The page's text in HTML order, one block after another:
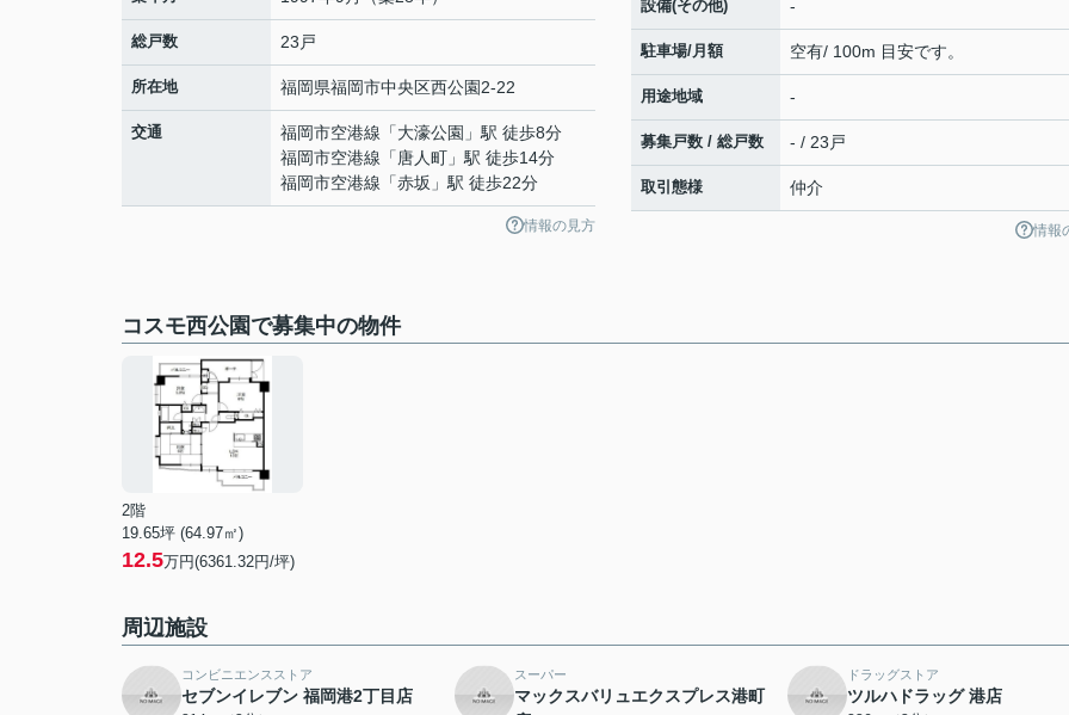
総戸数 23戸
所在地 福岡県福岡市中央区西公園2-22
交通 福岡市空港線 「大濠公園 」駅 徒歩8分
福岡市空港線 「 唐人町 」駅 徒歩14分
福岡市空港線 「赤坂 」駅 徒歩22分
情報の見方
設備(その他) -
駐車場/月額 空有/ 100m 目安です。
用途地域 -
募集戸数 / 総戸数 - / 23戸
取引態様 仲介
情報
コスモ西公園で募集中の物件
2階
19.65坪 (64.97㎡)
12.5万円(6361.32円/坪)
周辺施設
コンビニエンスストア
セブンイレブン 福岡港2丁目店
スーパー
マックスバリュエクスプレス港町
ドラッグストア
ツルハドラッグ 港店